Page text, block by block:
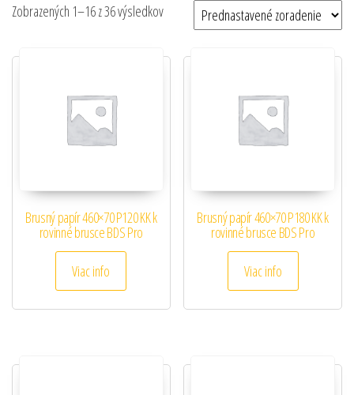
Zobrazených 1–16 z 36 výsledkov
Brusný papír 460×70 P120 KK k
rovinné brusce BDS Pro
Viac info
Brusný papír 460×70 P180 KK k
rovinné brusce BDS Pro
Viac info